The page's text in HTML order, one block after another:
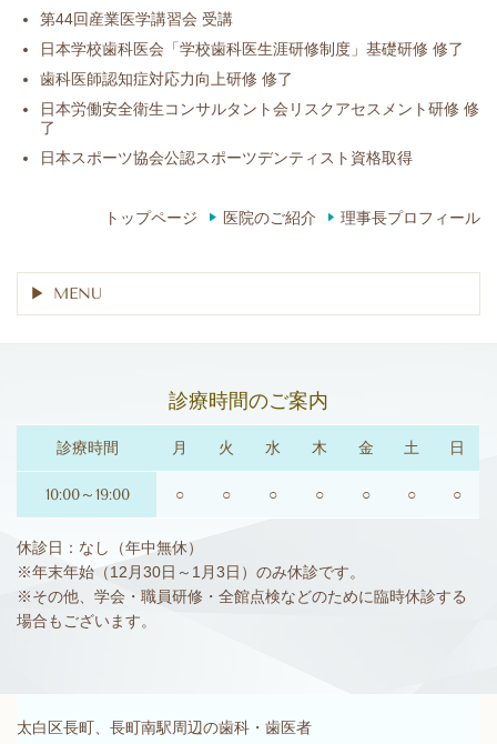
第44回産業医学講習会 受講
日本学校歯科医会「学校歯科医生涯研修制度」基礎研修 修了
歯科医師認知症対応力向上研修 修了
日本労働安全衛生コンサルタント会リスクアセスメント研修 修
了
日本スポーツ協会公認スポーツデンティスト資格取得
トップページ 医院のご紹介 理事長プロフィール
MENU
診療時間のご案内
診療時間 月 火 水 木 金 土 日
10:00～19:00 ○ ○ ○ ○ ○ ○ ○
休診日：なし（年中無休）
※年末年始（12月30日～1月3日）のみ休診です。
※その他、学会・職員研修・全館点検などのために臨時休診する
場合もございます。
太白区長町、長町南駅周辺の歯科・歯医者